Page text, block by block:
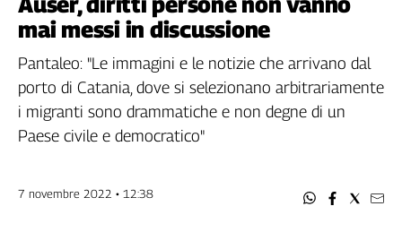
Filcams
Filctem
Fillea
Fiom
Fisac
Fp
mai messi in discussione
Pantaleo: "Le immagini e le notizie che arrivano dal
porto di Catania, dove si selezionano arbitrariamente
i migranti sono drammatiche e non degne di un
Paese civile e democratico"
7 novembre 2022 • 12:38